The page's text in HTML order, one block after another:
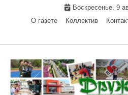
Воскресенье, 9
О газете
Коллектив